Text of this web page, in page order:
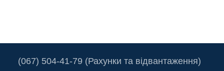
(067) 504-41-79 (Рахунки та відвантаження)